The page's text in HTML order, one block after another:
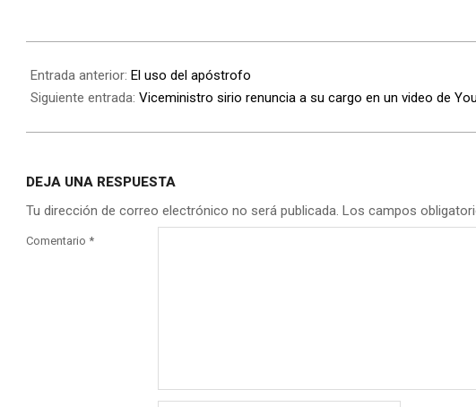
Entrada anterior: El uso del apóstrofo
Siguiente entrada: Viceministro sirio renuncia a su cargo en un video de
DEJA UNA RESPUESTA
Tu dirección de correo electrónico no será publicada. Los campos
Comentario *